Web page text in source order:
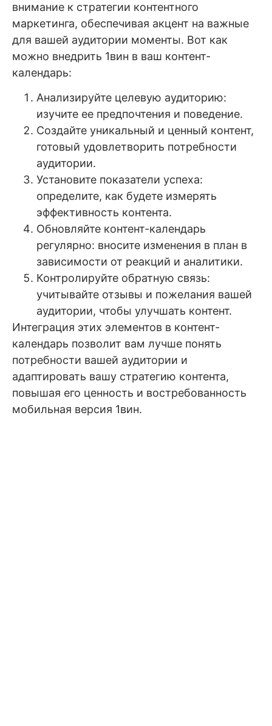
внимание к стратегии контентного
маркетинга, обеспечивая акцент на важные
для вашей аудитории моменты. Вот как
можно внедрить 1вин в ваш контент-
календарь:
Анализируйте целевую аудиторию:
изучите ее предпочтения и поведение.
Создайте уникальный и ценный контент,
готовый удовлетворить потребности
аудитории.
Установите показатели успеха:
определите, как будете измерять
эффективность контента.
Обновляйте контент-календарь
регулярно: вносите изменения в план в
зависимости от реакций и аналитики.
Контролируйте обратную связь:
учитывайте отзывы и пожелания вашей
аудитории, чтобы улучшать контент.
Интеграция этих элементов в контент-
календарь позволит вам лучше понять
потребности вашей аудитории и
адаптировать вашу стратегию контента,
повышая его ценность и востребованность
мобильная версия 1вин.